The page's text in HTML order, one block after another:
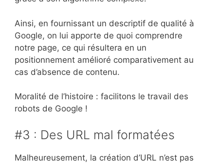
Ainsi, en fournissant un descriptif de qualité à
Google, on lui apporte de quoi comprendre
notre page, ce qui résultera en un
positionnement amélioré comparativement au
cas d’absence de contenu.
Moralité de l’histoire : facilitons le travail des
robots de Google !
#3 : Des URL mal formatées
Malheureusement, la création d’URL n’est pas